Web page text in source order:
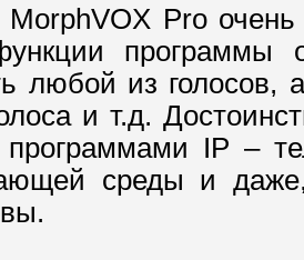
MorphVOX Pro
программы
любой из голосов,
и т.д.
программами IP –
среды и